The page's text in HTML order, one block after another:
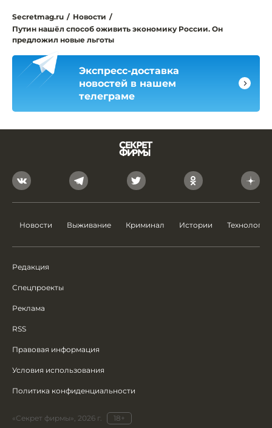
Secretmag.ru / Новости /
Путин нашёл способ оживить экономику России. Он
предложил новые льготы
Экспресс-доставка
новостей в нашем
телеграме
Новости Выживание Криминал Истории Технологии
Редакция
Спецпроекты
Реклама
RSS
Правовая информация
Условия использования
Политика конфиденциальности
«Секрет фирмы», 2026 г. 18+